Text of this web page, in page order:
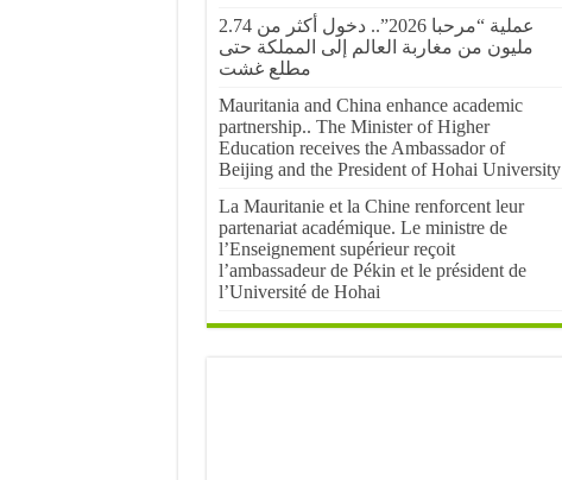
عملية “مرحبا 2026”.. دخول أكثر من 2.74
مليون من مغاربة العالم إلى المملكة حتى
مطلع غشت
Mauritania and China enhance academic
partnership.. The Minister of Higher
Education receives the Ambassador of
Beijing and the President of Hohai University
La Mauritanie et la Chine renforcent leur
partenariat académique. Le ministre de
l’Enseignement supérieur reçoit
l’ambassadeur de Pékin et le président de
l’Université de Hohai